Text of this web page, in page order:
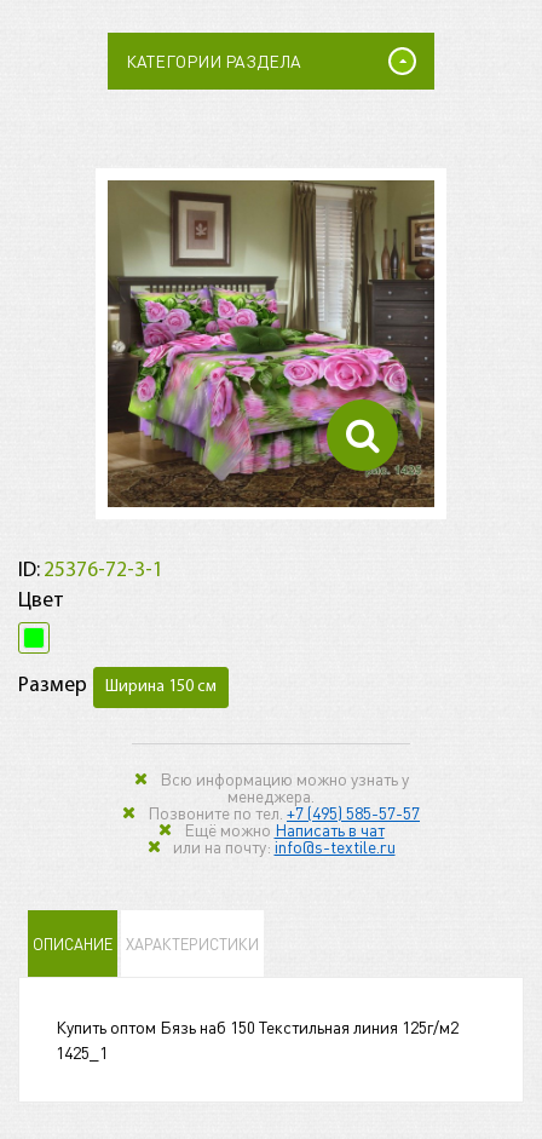
КАТЕГОРИИ РАЗДЕЛА
ID: 25376-72-3-1
Цвет
Размер Ширина 150 см
Всю информацию можно узнать у
менеджера.
Позвоните по тел. +7 (495) 585-57-57
Ещё можно Написать в чат
или на почту:info@s-textile.ru
ОПИСАНИЕ ХАРАКТЕРИСТИКИ
Купить оптом Бязь наб 150 Текстильная линия 125г/м2
1425_1